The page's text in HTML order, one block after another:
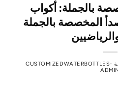
بالجملة: أكواب
المخصصة بالجملة
CUSTOMIZEDWATERBOTTLES-